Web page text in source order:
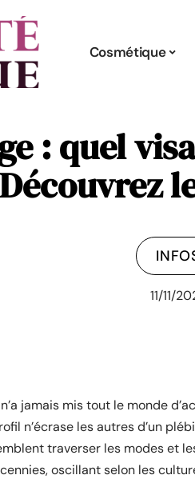
Cosmétique
: quel
Découvrez
11/11/
jamais mis tout le monde
n’écrase les autres d’un
traverser les modes et
oscillant selon les